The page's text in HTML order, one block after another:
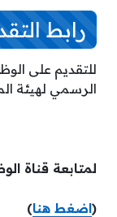
رابط
للتقديم على
الرسمي لهيئة
لمتابعة قناة
(اضغط هنا)